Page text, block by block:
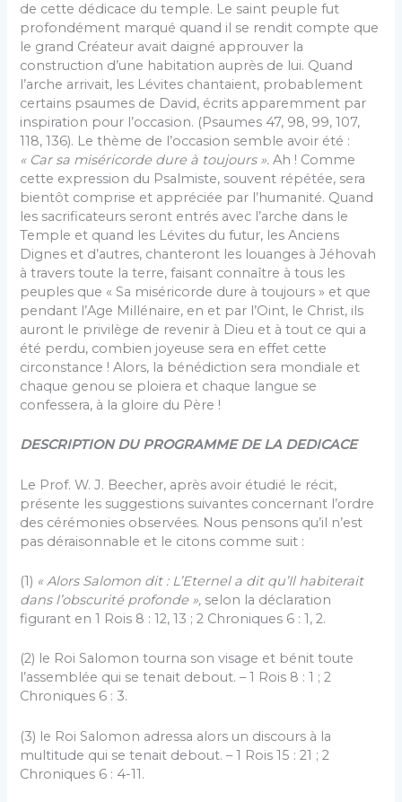
de cette dédicace du temple. Le saint peuple fut
profondément marqué quand il se rendit compte que
le grand Créateur avait daigné approuver la
construction d’une habitation auprès de lui. Quand
l’arche arrivait, les Lévites chantaient, probablement
certains psaumes de David, écrits apparemment par
inspiration pour l’occasion. (Psaumes 47, 98, 99, 107,
118, 136). Le thème de l’occasion semble avoir été :
« Car sa miséricordedure à toujours ». Ah ! Comme
cette expression du Psalmiste, souvent répétée, sera
bientôt comprise et appréciée par l’humanité. Quand
les sacrificateurs seront entrés avec l’arche dans le
Temple et quand les Lévites du futur, les Anciens
Dignes et d’autres, chanteront les louanges à Jéhovah
à travers toute la terre, faisant connaître à tous les
peuples que « Sa miséricorde dure à toujours » et que
pendant l’Age Millénaire, en et par l’Oint, le Christ, ils
auront le privilège de revenir à Dieu et à tout ce qui a
été perdu, combien joyeuse sera en effet cette
circonstance ! Alors, la bénédiction sera mondiale et
chaque genou se ploiera et chaque langue se
confessera, à la gloire du Père !
DESCRIPTION DU PROGRAMME DE LA DEDICACE
Le Prof. W. J. Beecher, après avoir étudié le récit,
présente les suggestions suivantes concernant l’ordre
des cérémonies observées. Nous pensons qu’il n’est
pas déraisonnable et le citons comme suit :
(1) « Alors Salomon dit : L’Eternel a dit qu’Il habiterait
dans l’obscurité profonde », selon la déclaration
figurant en 1 Rois 8 : 12, 13 ; 2 Chroniques 6 : 1, 2.
(2) le Roi Salomon tourna son visage et bénit toute
l’assemblée qui se tenait debout. – 1 Rois 8 : 1 ; 2
Chroniques 6 : 3.
(3) le Roi Salomon adressa alors un discours à la
multitude qui se tenait debout. – 1 Rois 15 : 21 ; 2
Chroniques 6 : 4-11.